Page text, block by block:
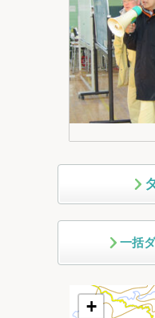
Foreign Laguage
一括
+